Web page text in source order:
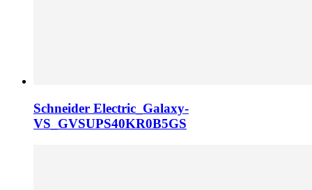
Schneider Electric_Galaxy-
VS_GVSUPS40KR0B5GS